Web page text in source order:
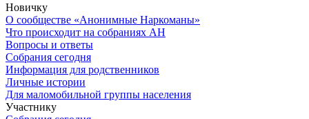
Новичку
О сообществе «Анонимные Наркоманы»
Что происходит на собраниях АН
Вопросы и ответы
Собрания сегодня
Информация для родственников
Личные истории
Для маломобильной группы населения
Участнику